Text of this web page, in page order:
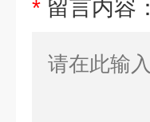
* 留言内容：